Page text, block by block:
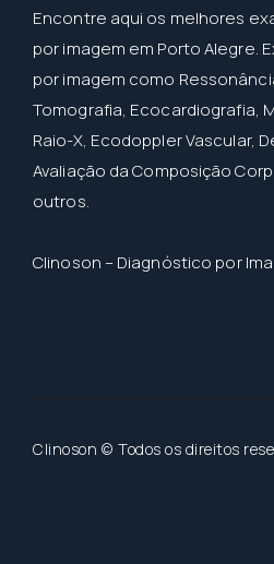
Encontre aqui os melhores
por imagem em Porto Alegre.
por imagem como
Tomografia, Ecocardiografia,
Raio-X, Ecodoppler Vascular,
Avaliação da Composição
outros.
Clinoson – Diagnóstico por
Clinoson © Todos os direitos